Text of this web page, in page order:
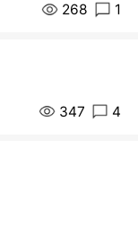
268 1
347 4